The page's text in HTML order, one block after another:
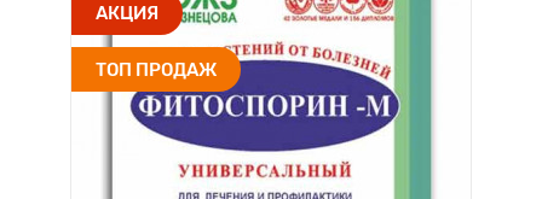
АКЦИЯ
ТОП ПРОДАЖ